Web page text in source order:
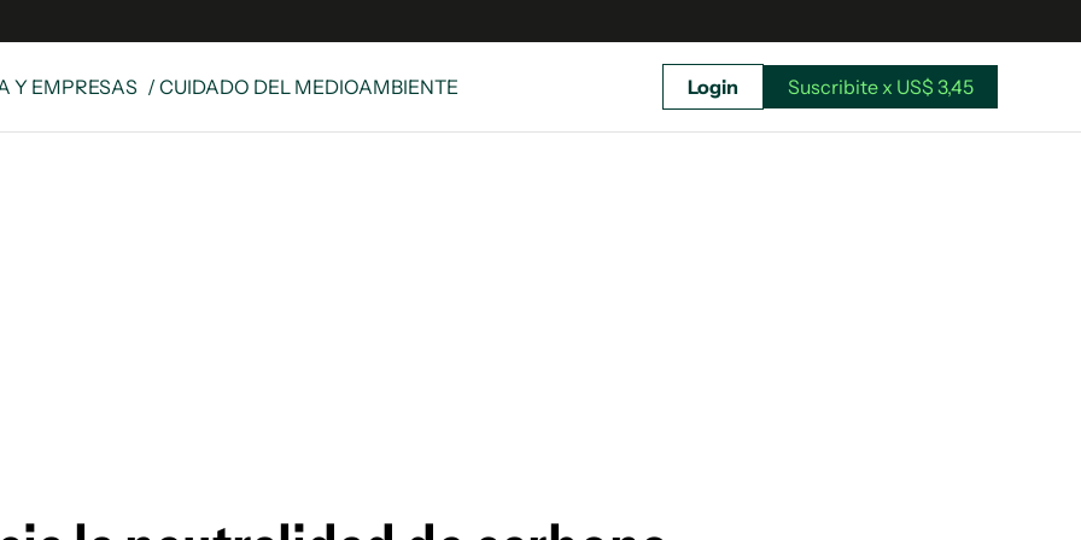
Y EMPRESAS / CUIDADO DEL MEDIOAMBIENTE Login Suscribite x US$ 3,45